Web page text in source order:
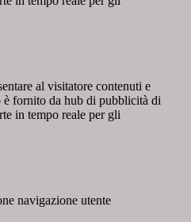
al visitatore contenuti e
fornito da hub di pubblicità di
in tempo reale per gli
navigazione utente